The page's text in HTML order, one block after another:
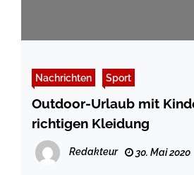
Nachrichten Sport
Outdoor-Urlaub mit
richtigen Kleidung
Redakteur 30. Mai 2020